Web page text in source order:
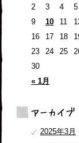
« 1月
2
3 4 5
9
10 11
16
17 18
23
24 25
30
2025年3月